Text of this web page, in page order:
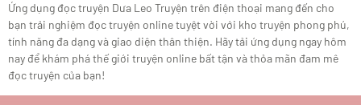
Ứng dụng đọc truyện Dưa Leo Truyện trên điện thoại mang đến cho
bạn trải nghiệm đọc truyện online tuyệt vời với kho truyện phong phú,
tính năng đa dạng và giao diện thân thiện. Hãy tải ứng dụng ngay hôm
nay để khám phá thế giới truyện online bất tận và thỏa mãn đam mê
đọc truyện của bạn!